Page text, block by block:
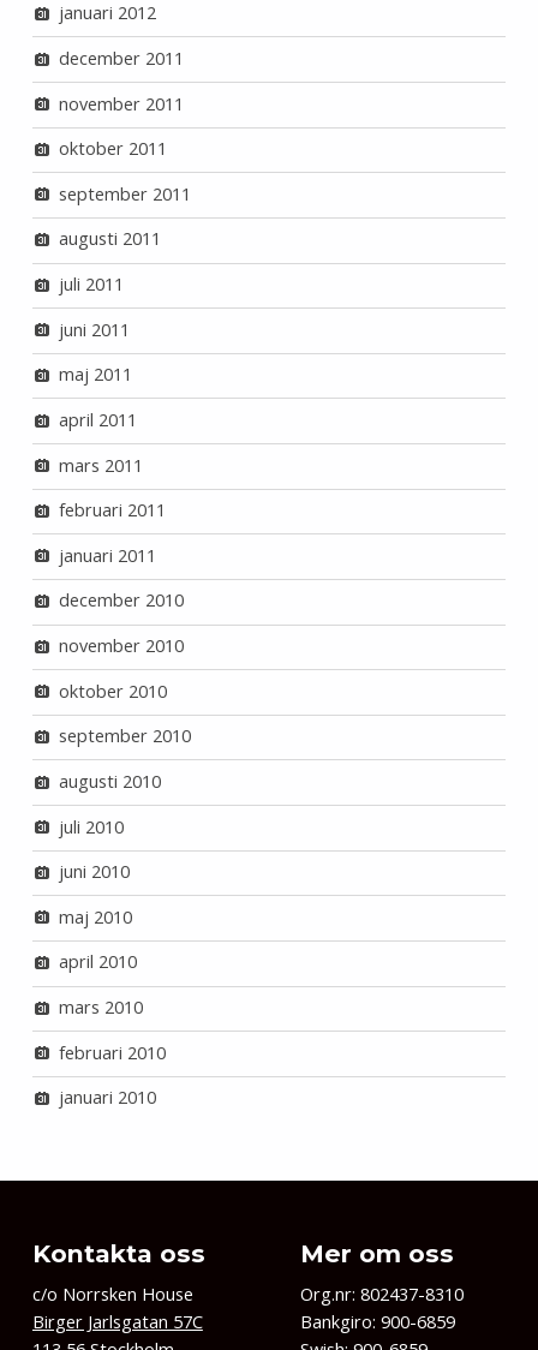
januari 2012
december 2011
november 2011
oktober 2011
september 2011
augusti 2011
juli 2011
juni 2011
maj 2011
april 2011
mars 2011
februari 2011
januari 2011
december 2010
november 2010
oktober 2010
september 2010
augusti 2010
juli 2010
juni 2010
maj 2010
april 2010
mars 2010
februari 2010
januari 2010
Kontakta oss
c/o Norrsken House
Birger Jarlsgatan 57C
Mer om oss
Org.nr: 802437-8310
Bankgiro: 900-6859